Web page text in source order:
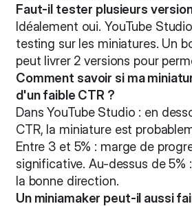
Faut-il tester plusieurs
Idéalement oui. YouTube
testing sur les miniatures. Un
peut livrer 2 versions pour
Comment savoir si ma
d'un faible CTR ?
Dans YouTube Studio : en
CTR, la miniature est
Entre 3 et 5% : marge de
significative. Au-dessus de 5%
la bonne direction.
Un miniamaker peut-il aussi